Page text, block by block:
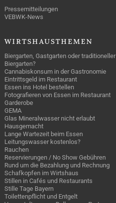
Pressemitteilungen
VEBWK-News
WIRTSHAUSTHEMEN
Biergarten, Gastgarten oder traditioneller
Biergarten?
Cannabiskonsum in der Gastronomie
Eintrittsgeld im Restaurant
Essen ins Hotel bestellen
Fotografieren von Essen im Restaurant
Garderobe
GEMA
Glas Mineralwasser nicht erlaubt
Hausgemacht
Lange Wartezeit beim Essen
Leitungswasser kostenlos?
Rauchen
Reservierungen / No Show Gebühren
Rund um die Bezahlung und Rechnung
Schafkopfen im Wirtshaus
Stillen in Cafés und Restaurants
Stille Tage Bayern
Toilettenpflicht und Entgelt